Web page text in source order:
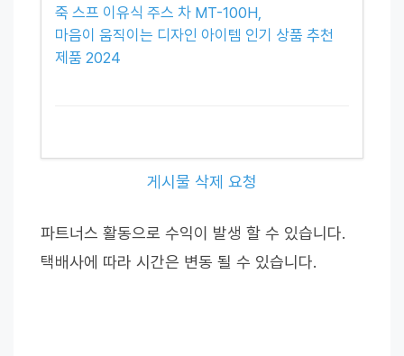
죽 스프 이유식 주스 차 MT-100H,
마음이 움직이는 디자인 아이템 인기 상품 추천
제품 2024
게시물 삭제 요청
파트너스 활동으로 수익이 발생 할 수 있습니다.
택배사에 따라 시간은 변동 될 수 있습니다.